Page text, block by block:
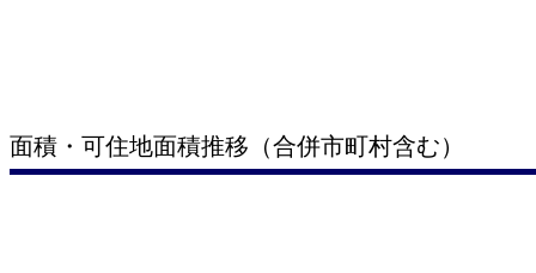
面積・可住地面積推移（合併市町村含む）